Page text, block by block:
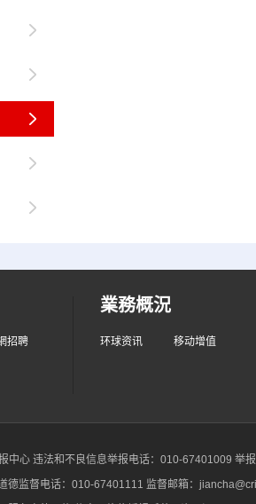
招聘
業務概況
环球资讯 移动增值
中心 违法和不良信息举报电话：010-67401009 举
德监督电话：010-67401111 监督邮箱：